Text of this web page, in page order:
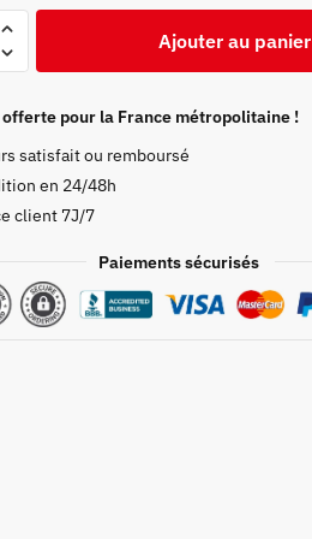
Ajouter au panier
pour la France métropolitaine !
satisfait ou remboursé
en 24/48h
client 7J/7
Paiements sécurisés